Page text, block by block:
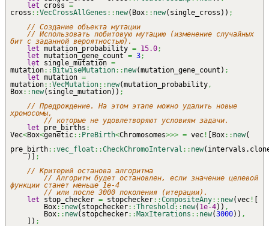
let cross =
cross ::VecCrossAllGenes :: new( Box:: new( single_cross ) ) ;
// Создание объекта мутации
// Использовать побитовую мутацию (изменение случайных
бит с заданной вероятностью).
let mutation_probability = 15.0;
let mutation_gene_count = 3;
let single_mutation =
mutation:: BitwiseMutation:: new(mutation_gene_count ) ;
let mutation =
mutation::VecMutation:: new(mutation_probability,
Box:: new( single_mutation) ) ;
// Предрождение. На этом этапе можно удалить новые
хромосомы,
// которые не удовлетворяют условиям задачи.
let pre_births :
Vec<Box<genetic:: PreBirth<Chromosomes>>> = vec ! Box:: new(
pre_birth::vec_float ::CheckChromoInterval :: new(
)
;
// Критерий останова алгоритма
// Алгоритм будет остановлен, если значение целевой
функции станет меньше 1e-4
// или после 3000 поколения (итерации).
let stop_checker = stopchecker::CompositeAny:: new(vec !
Box:: new( stopchecker::Threshold :: new( 1e-4) ) ,
Box:: new( stopchecker:: MaxIterations :: new(3000) ) ,
) ;